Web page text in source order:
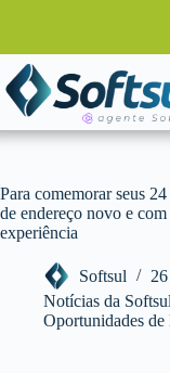
conteúdo
Para comemorar seus
de endereço novo e
experiência
Softsul
Notícias da Softsul
Oportunidades de